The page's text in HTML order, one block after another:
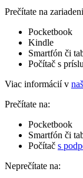
Prečítate na
Pocketbook
Kindle
Smartfón či
Počítač s
Viac informácií v
Prečítate na:
Pocketbook
Smartfón či
Počítač s
Neprečítate na: